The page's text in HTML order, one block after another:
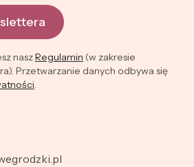
naszRegulamin (w zakresie
Przetwarzanie danych odbywa się
.